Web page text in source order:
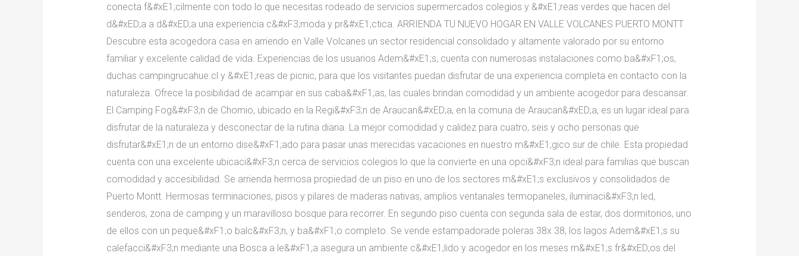
conecta f&#xE1;cilmente con todo lo que necesitas rodeado de servicios supermercados colegios y &#xE1;reas verdes que hacen del
d&#xED;a a d&#xED;a una experiencia c&#xF3;moda y pr&#xE1;ctica. ARRIENDA TU NUEVO HOGAR EN VALLE VOLCANES PUERTO MONTT
Descubre esta acogedora casa en arriendo en Valle Volcanes un sector residencial consolidado y altamente valorado por su entorno
familiar y excelente calidad de vida. Experiencias de los usuarios Adem&#xE1;s, cuenta con numerosas instalaciones como ba&#xF1;os,
duchas campingrucahue.cl y &#xE1;reas de picnic, para que los visitantes puedan disfrutar de una experiencia completa en contacto con la
naturaleza. Ofrece la posibilidad de acampar en sus caba&#xF1;as, las cuales brindan comodidad y un ambiente acogedor para descansar.
El Camping Fog&#xF3;n de Chomio, ubicado en la Regi&#xF3;n de Araucan&#xED;a, en la comuna de Araucan&#xED;a, es un lugar ideal para
disfrutar de la naturaleza y desconectar de la rutina diaria. La mejor comodidad y calidez para cuatro, seis y ocho personas que
disfrutar&#xE1;n de un entorno dise&#xF1;ado para pasar unas merecidas vacaciones en nuestro m&#xE1;gico sur de chile. Esta propiedad
cuenta con una excelente ubicaci&#xF3;n cerca de servicios colegios lo que la convierte en una opci&#xF3;n ideal para familias que buscan
comodidad y accesibilidad. Se arrienda hermosa propiedad de un piso en uno de los sectores m&#xE1;s exclusivos y consolidados de
Puerto Montt. Hermosas terminaciones, pisos y pilares de maderas nativas, amplios ventanales termopaneles, iluminaci&#xF3;n led,
senderos, zona de camping y un maravilloso bosque para recorrer. En segundo piso cuenta con segunda sala de estar, dos dormitorios, uno
de ellos con un peque&#xF1;o balc&#xF3;n, y ba&#xF1;o completo. Se vende estampadorade poleras 38x 38, los lagos Adem&#xE1;s su
calefacci&#xF3;n mediante una Bosca a le&#xF1;a asegura un ambiente c&#xE1;lido y acogedor en los meses m&#xE1;s fr&#xED;os del